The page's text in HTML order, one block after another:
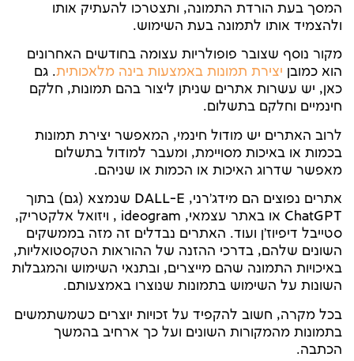
המסך בעת הורדת התמונה, ותצטרכו להעתיק אותו
ולהצמיד אותו לתמונה בעת השימוש.
מקור נוסף שצובר פופולריות עצומה בחודשים האחרונים
הוא כמובן יצירת תמונות באמצעות בינה מלאכותית. גם
כאן, יש עשרות אתרים שניתן ליצור בהם תמונות, חלקם
חינמיים וחלקם בתשלום.
לרוב האתרים יש מודול חינמי, המאפשר יצירת תמונות
בכמות או באיכות מסויימת, ומעבר למודול בתשלום
מאפשר שדרוג האיכות או הכמות או שניהם.
אתרים נפוצים הם מידג'רני, DALL-E שנמצא (גם) בתוך
ChatGPT או באתר עצמאי, ideogram , ויזואל אלקטריק,
סטייבל דיפיוז'ן ועוד. האתרים נבדלים זה מזה בממשקים
השונים שלהם, בדרכי ההזנה של ההוראות הטקסטואליות,
באיכויות התמונה שהם מייצרים, ובתנאי השימוש והמגבלות
השונות על השימוש בתמונות שנוצרו באמצעותם.
בכל מקרה, חשוב להקפיד על זכויות יוצרים כשמשתמשים
בתמונות מהמקורות השונים ועל כך ארחיב בהמשך
הכתבה.